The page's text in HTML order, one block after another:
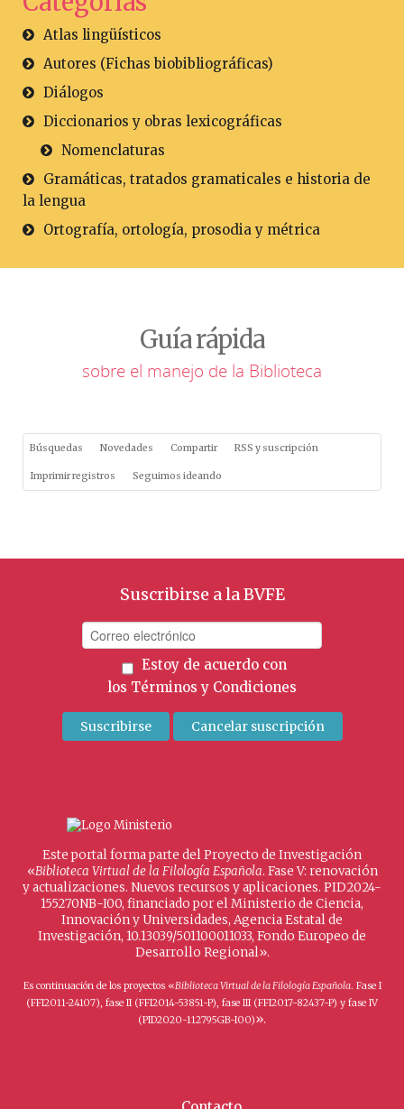
Atlas lingüísticos
Autores (Fichas biobibliográficas)
Diálogos
Diccionarios y obras lexicográficas
Nomenclaturas
Gramáticas, tratados gramaticales e historia de
la lengua
Ortografía, ortología, prosodia y métrica
Guía rápida
sobre el manejo de la Biblioteca
Búsquedas Novedades Compartir RSS y suscripción
Imprimir registros Seguimos ideando
Suscribirse a la BVFE
Estoy de acuerdo con
los Términos y Condiciones
Este portal forma parte del Proyecto de Investigación
«Biblioteca Virtual de la Filología Española. Fase V: renovación
y actualizaciones. Nuevos recursos y aplicaciones. PID2024-
155270NB-I00, financiado por el Ministerio de Ciencia,
Innovación y Universidades, Agencia Estatal de
Investigación, 10.13039/501100011033, Fondo Europeo de
Desarrollo Regional».
Es continuación de los proyectos «Biblioteca Virtual de la Filología Española. Fase I
(FFI2011-24107), fase II (FFI2014-53851-P), fase III (FFI2017-82437-P) y fase IV
(PID2020-112795GB-I00)».